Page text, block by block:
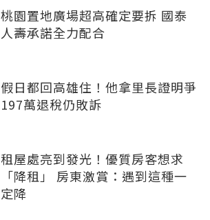
桃園置地廣場超高確定要拆 國泰
人壽承諾全力配合
假日都回高雄住！他拿里長證明爭
197萬退稅仍敗訴
租屋處亮到發光！優質房客想求
「降租」 房東激賞：遇到這種一
定降